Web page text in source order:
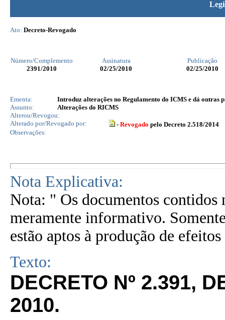
Ato: Decreto-Revogado
Número/Complemento Assinatura
Publicação
2391/2010 02/25/2010 02/25/2010
Ementa:
Introduz alterações no Regulamento do ICMS e dá outras
Assunto:
Alterações do RICMS
Alterou/Revogou:
Alterado por/Revogado por:
- Revogado pelo Decreto 2.518/2014
Observações:
Nota Explicativa:
Nota: " Os documentos contidos
meramente informativo.
estão aptos à produção de
Texto:
DECRETO Nº 2.391,
2010.